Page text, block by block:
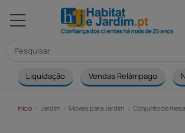
Liquidação Vendas Relâmpago
Início Jardim Móveis para Jardim Conjunto de